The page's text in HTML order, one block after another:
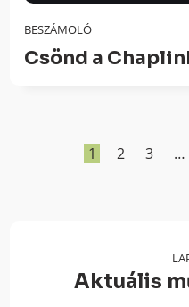
BESZÁMOLÓ
Csönd a
1 2 3 …
Aktuális